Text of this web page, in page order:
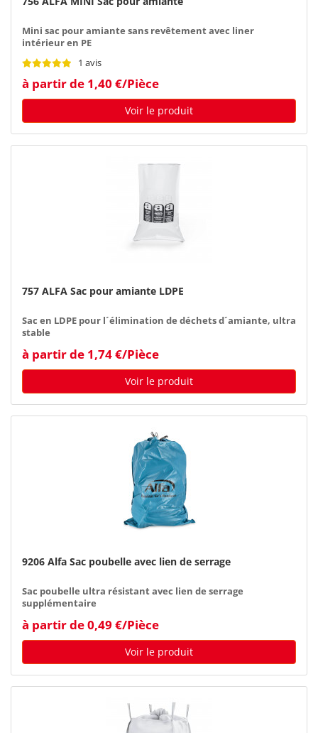
Mini sac pour amiante sans revêtement avec liner
intérieur en PE
1 avis
à partir de 1,40 €/Pièce
Voir le produit
757 ALFA Sac pour amiante LDPE
Sac en LDPE pour l´élimination de déchets d´amiante, ultra
stable
à partir de 1,74 €/Pièce
Voir le produit
9206 Alfa Sac poubelle avec lien de serrage
Sac poubelle ultra résistant avec lien de serrage
supplémentaire
à partir de 0,49 €/Pièce
Voir le produit